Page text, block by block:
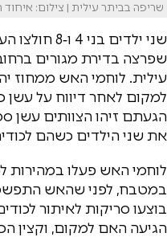
שריפה בביתר עילית | צילום: איחוד
שני ילדים
שפרצה בדירת מגורים
עילית. לוחמי האש ממחוז
למקום לאחר דיווח על
הגעתם זיהו הצוותים עשן
את שני הילדים כשהם
לוחמי האש פעלו במהירות
במטבח, לפני שהאש
בוצעו סריקות לאיתור
הגיעה האם למקום, וקצין